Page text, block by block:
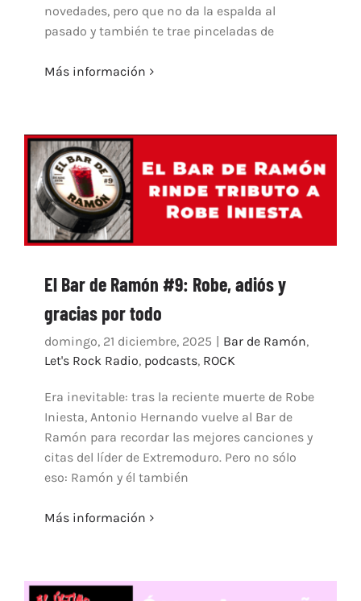
novedades, pero que no da la espalda al
pasado y también te trae pinceladas de
Más información
El Bar de Ramón #9: Robe, adiós y
gracias por todo
domingo, 21 diciembre, 2025 Bar de Ramón,
Let's Rock Radio, podcasts, ROCK
Era inevitable: tras la reciente muerte de Robe
Iniesta, Antonio Hernando vuelve al Bar de
Ramón para recordar las mejores canciones y
citas del líder de Extremoduro. Pero no sólo
eso: Ramón y él también
Más información